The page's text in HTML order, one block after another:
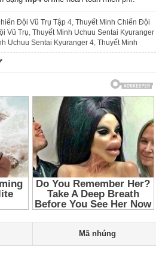
Đội Vũ Trụ Tập 4, Thuyết Minh Chiến Đội
Vũ Trụ, Thuyết Minh Uchuu Sentai Kyuranger
Uchuu Sentai Kyuranger 4, Thuyết Minh
, thuyết minh chiến đội vũ trụ 2017 tập 4,thuyết
chiến đội vũ trụ 2017
Vũ Trụ 4,Chiến Đội Vũ Trụ 2017,Chiến
Thuyet Minh Chien Doi Vu Tru
2017 Tap 4,
Thuyet Minh Uchuu Sentai
Uchuu Sentai Kyuranger 2017,Thuyet Minh
Tru Tap 4,Chien Doi Vu Tru 4,Chien Doi Vu
Sentai Kyuranger Tap 4,Phim Super
Bản ,Phim siêu nhân , Siêu nhân, Phim
sieu nhan Sieu nhan Phim Nhat Ban
Mã nhúng